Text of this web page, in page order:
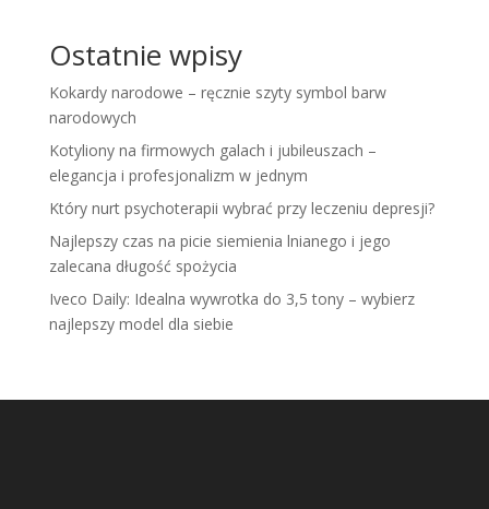
Ostatnie wpisy
Kokardy narodowe – ręcznie szyty symbol barw
narodowych
Kotyliony na firmowych galach i jubileuszach –
elegancja i profesjonalizm w jednym
Który nurt psychoterapii wybrać przy leczeniu depresji?
Najlepszy czas na picie siemienia lnianego i jego
zalecana długość spożycia
Iveco Daily: Idealna wywrotka do 3,5 tony – wybierz
najlepszy model dla siebie